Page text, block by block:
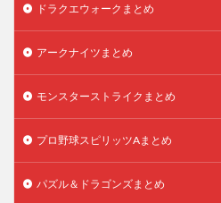
ドラクエウォークまとめ
アークナイツまとめ
モンスターストライクまとめ
プロ野球スピリッツAまとめ
パズル＆ドラゴンズまとめ